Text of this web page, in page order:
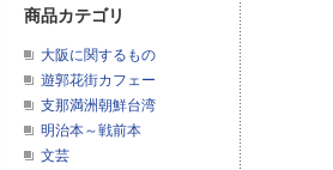
商品カテゴリ
大阪に関するもの
遊郭花街カフェー
支那満洲朝鮮台湾
明治本～戦前本
文芸